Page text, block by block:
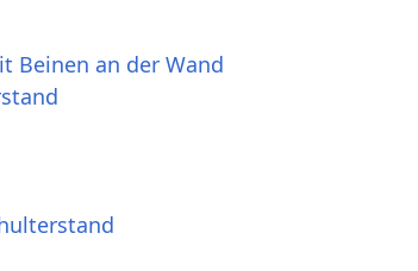
Beinen an der Wand